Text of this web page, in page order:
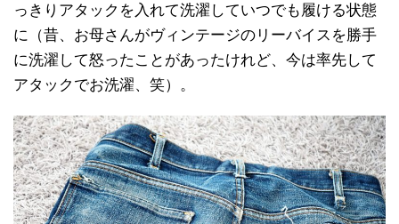
っきりアタックを入れて洗濯していつでも履ける状態
に（昔、お母さんがヴィンテージのリーバイスを勝手
に洗濯して怒ったことがあったけれど、今は率先して
アタックでお洗濯、笑）。